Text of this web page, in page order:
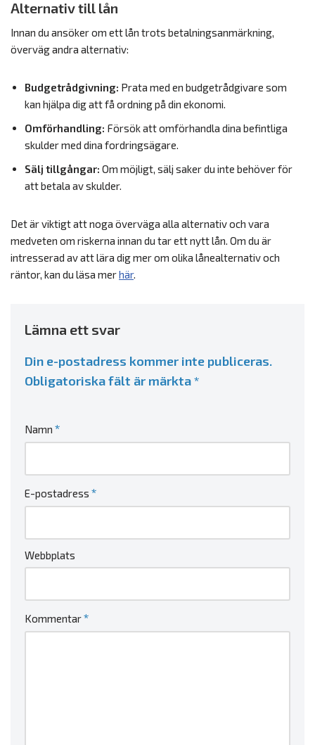
Alternativ till lån
Innan du ansöker om ett lån trots betalningsanmärkning,
överväg andra alternativ:
Budgetrådgivning: Prata med en budgetrådgivare som
kan hjälpa dig att få ordning på din ekonomi.
Omförhandling: Försök att omförhandla dina befintliga
skulder med dina fordringsägare.
Sälj tillgångar: Om möjligt, sälj saker du inte behöver för
att betala av skulder.
Det är viktigt att noga överväga alla alternativ och vara
medveten om riskerna innan du tar ett nytt lån. Om du är
intresserad av att lära dig mer om olika lånealternativ och
räntor, kan du läsa merhär.
Lämna ett svar
Din e-postadress kommer inte publiceras.
Obligatoriska fält är märkta*
Namn *
E-postadress *
Webbplats
Kommentar*